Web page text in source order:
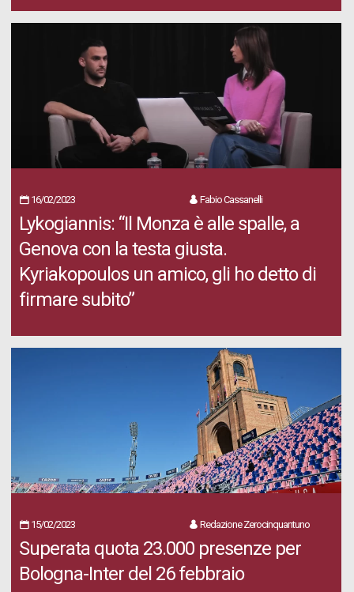
16/02/2023 Fabio Cassanelli
Lykogiannis: “Il Monza è alle spalle, a
Genova con la testa giusta.
Kyriakopoulos un amico, gli ho detto di
firmare subito”
15/02/2023 Redazione Zerocinquantuno
Superata quota 23.000 presenze per
Bologna-Inter del 26 febbraio